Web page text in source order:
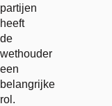
partijen
heeft
de
wethouder
een
belangrijke
rol.